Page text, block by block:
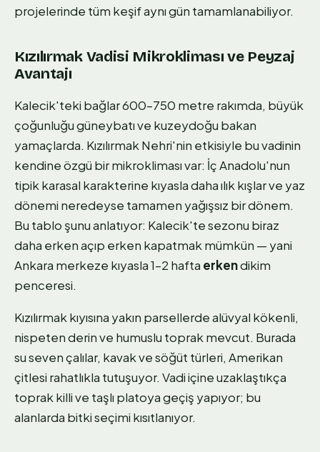
projelerinde tüm keşif aynı gün tamamlanabiliyor.
Kızılırmak Vadisi Mikrokliması ve Peyzaj
Avantajı
Kalecik'teki bağlar 600–750 metre rakımda, büyük
çoğunluğu güneybatı ve kuzeydoğu bakan
yamaçlarda. Kızılırmak Nehri'nin etkisiyle bu vadinin
kendine özgü bir mikrokliması var: İç Anadolu'nun
tipik karasal karakterine kıyasla daha ılık kışlar ve yaz
dönemi neredeyse tamamen yağışsız bir dönem.
Bu tablo şunu anlatıyor: Kalecik'te sezonu biraz
daha erken açıp erken kapatmak mümkün — yani
Ankara merkeze kıyasla 1–2 hafta erkendikim
penceresi.
Kızılırmak kıyısına yakın parsellerde alüvyal kökenli,
nispeten derin ve humuslu toprak mevcut. Burada
su seven çalılar, kavak ve söğüt türleri, Amerikan
çitlesi rahatlıkla tutuşuyor. Vadi içine uzaklaştıkça
toprak killi ve taşlı platoya geçiş yapıyor; bu
alanlarda bitki seçimi kısıtlanıyor.